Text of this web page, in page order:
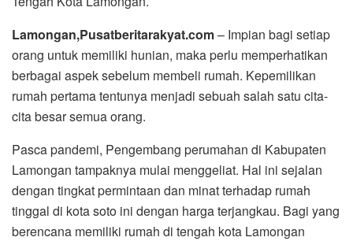
Lamongan,Pusatberitarakyat.com– Impian bagi setiap
orang untuk memiliki hunian, maka perlu memperhatikan
berbagai aspek sebelum membeli rumah. Kepemilikan
rumah pertama tentunya menjadi sebuah salah satu cita-
cita besar semua orang.
Pasca pandemi, Pengembang perumahan di Kabupaten
Lamongan tampaknya mulai menggeliat. Hal ini sejalan
dengan tingkat permintaan dan minat terhadap rumah
tinggal di kota soto ini dengan harga terjangkau. Bagi yang
berencana memiliki rumah di tengah kota Lamongan